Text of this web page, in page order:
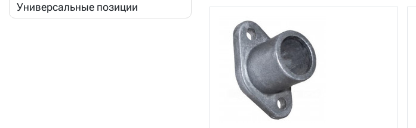
Универсальные позиции